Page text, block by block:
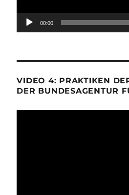
00:00
VIDEO 4: PRAKTIKEN
DER BUNDESAGENTUR